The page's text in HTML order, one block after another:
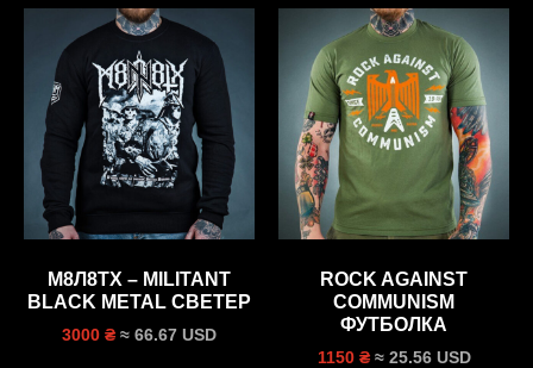
М8Л8ТХ – MILITANT
BLACK METAL СВЕТЕР
3000 ₴ ≈ 66.67 USD
ROCK AGAINST
COMMUNISM
ФУТБОЛКА
1150 ₴ ≈ 25.56 USD